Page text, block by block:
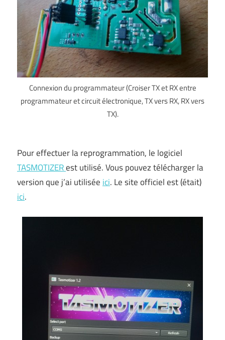
Connexion du programmateur (Croiser TX et RX entre
programmateur et circuit électronique, TX vers RX, RX vers
TX).
Pour effectuer la reprogrammation, le logiciel
TASMOTIZERest utilisé. Vous pouvez télécharger la
version que j’ai utilisée ici. Le site officiel est (était)
ici.